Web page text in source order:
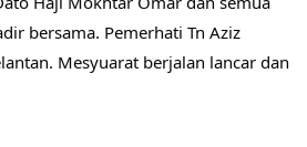
bersama. Pemerhati Tn Aziz
Mesyuarat berjalan lancar dan